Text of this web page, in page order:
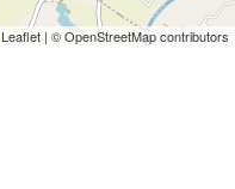
Leaflet| © OpenStreetMap contributors